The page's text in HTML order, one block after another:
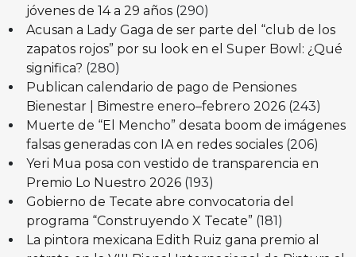
jóvenes de 14 a 29 años (290)
Acusan a Lady Gaga de ser parte del “club de los
zapatos rojos” por su look en el Super Bowl: ¿Qué
significa? (280)
Publican calendario de pago de Pensiones
Bienestar | Bimestre enero–febrero 2026 (243)
Muerte de “El Mencho” desata boom de imágenes
falsas generadas con IA en redes sociales (206)
Yeri Mua posa con vestido de transparencia en
Premio Lo Nuestro 2026 (193)
Gobierno de Tecate abre convocatoria del
programa “Construyendo X Tecate” (181)
La pintora mexicana Edith Ruiz gana premio al